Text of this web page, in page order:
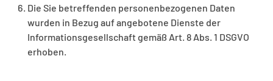
Die Sie betreffenden personenbezogenen Daten
wurden in Bezug auf angebotene Dienste der
Informationsgesellschaft gemäß Art. 8 Abs. 1 DSGVO
erhoben.